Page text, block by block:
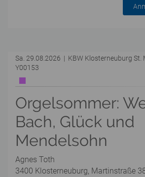
Sa. 29.08.2026 | KBW Klosterneuburg
Y00153
Orgelsommer:
Bach, Glück und
Mendelsohn
Agnes Toth
3400 Klosterneuburg, Martinstraße